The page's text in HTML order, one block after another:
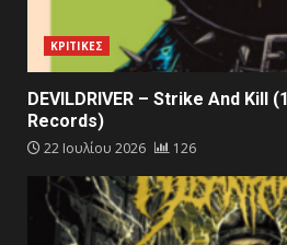
ΚΡΙΤΙΚΕΣ
DEVILDRIVER – Strike And Kill
Records)
22 Ιουλίου 2026 126